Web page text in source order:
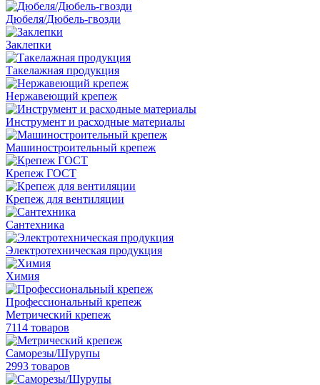
Дюбеля/Дюбель-гвозди
Заклепки
Такелажная продукция
Нержавеющий крепеж
Инструмент и расходные материалы
Машиностроительный крепеж
Крепеж ГОСТ
Крепеж для вентиляции
Сантехника
Электротехническая продукция
Химия
Профессиональный крепеж
Метрический крепеж
7114 товаров
Саморезы/Шурупы
2993 товаров